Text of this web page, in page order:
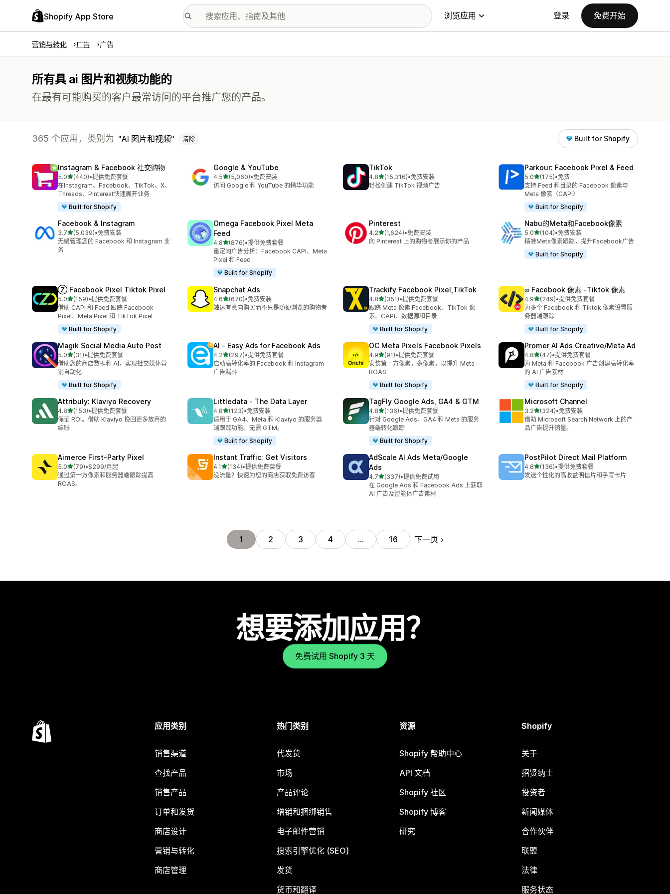
Shopify App Store 浏览应用 登录 免费开始
营销与转化 广告 广告
所有具 ai 图片和视频功能的
在最有可能购买的客户最常访问的平台推广您的产品。
365 个应用，类别为 AI 图片和视频 清除 Built for Shopify
Instagram & Facebook 社交购物
5.0星（满分 5 星）
(440)
总共 440 条评论
•提供免费套餐
在Instagram、Facebook、TikTok、X、
Threads、Pinterest快速展开业务
Built for Shopify
Google & YouTube
4.5星（满分 5 星）
(5,060)
总共 5060 条评论
•免费安装
访问 Google 和 YouTube 的精华功能
TikTok
4.8星（满分 5 星）
(15,316)
总共 15316 条评论
•免费安装
轻松创建 TikTok 视频广告
Parkour: Facebook Pixel & Feed
5.0星（满分 5 星）
(175)
总共 175 条评论
•免费
支持 Feed 和目录的 Facebook 像素与
Meta 像素（CAPI）
Built for Shopify
Facebook & Instagram
3.7星（满分 5 星）
(5,039)
总共 5039 条评论
•免费安装
无缝管理您的 Facebook 和 Instagram 业
务
Omega Facebook Pixel Meta
Feed
4.8星（满分 5 星）
(876)
总共 876 条评论
•提供免费套餐
重定向广告分析：Facebook CAPI、Meta
Pixel 和 Feed
Built for Shopify
Pinterest
4.2星（满分 5 星）
(1,624)
总共 1624 条评论
•免费安装
向 Pinterest 上的购物者展示你的产品
Nabu的Meta和Facebook像素
5.0星（满分 5 星）
(104)
总共 104 条评论
•免费安装
精准Meta像素跟踪，提升Facebook广告
Built for Shopify
Ⓩ Facebook Pixel Tiktok Pixel
5.0星（满分 5 星）
(159)
总共 159 条评论
•提供免费套餐
借助 CAPI 和 Feed 跟踪 Facebook
Pixel、Meta Pixel 和 TikTok Pixel
Built for Shopify
Snapchat Ads
4.6星（满分 5 星）
(670)
总共 670 条评论
•免费安装
触达有意向购买而不只是随便浏览的购物者
Trackify Facebook Pixel,TikTok
4.8星（满分 5 星）
(351)
总共 351 条评论
•提供免费套餐
跟踪 Meta 像素 Facebook、TikTok 像
素、CAPI、数据源和目录
Built for Shopify
∞ Facebook 像素 ‑Tiktok 像素
4.9星（满分 5 星）
(249)
总共 249 条评论
•提供免费套餐
为多个 Facebook 和 Tiktok 像素设置服
务器端跟踪
Built for Shopify
Magik Social Media Auto Post
5.0星（满分 5 星）
(31)
总共 31 条评论
•提供免费套餐
借助您的商店数据和 AI，实现社交媒体营
销自动化
Built for Shopify
AI ‑ Easy Ads for Facebook Ads
4.2星（满分 5 星）
(297)
总共 297 条评论
•提供免费套餐
启动高转化率的 Facebook 和 Instagram
广告漏斗
OC Meta Pixels Facebook Pixels
4.9星（满分 5 星）
(91)
总共 91 条评论
•提供免费套餐
安装第一方像素，多像素，以提升 Meta
ROAS
Built for Shopify
Promer AI Ads Creative/Meta Ad
4.8星（满分 5 星）
(47)
总共 47 条评论
•提供免费套餐
为 Meta 和 Facebook 广告创建高转化率
的 AI 广告素材
Built for Shopify
Attribuly: Klaviyo Recovery
4.8星（满分 5 星）
(153)
总共 153 条评论
•提供免费套餐
保证 ROI。借助 Klaviyo 挽回更多放弃的
结账
Littledata ‑ The Data Layer
4.8星（满分 5 星）
(123)
总共 123 条评论
•免费安装
适用于 GA4、Meta 和 Klaviyo 的服务器
端跟踪功能。无需 GTM。
Built for Shopify
TagFly Google Ads, GA4 & GTM
4.8星（满分 5 星）
(136)
总共 136 条评论
•提供免费套餐
针对 Google Ads、GA4 和 Meta 的服务
器端转化跟踪
Built for Shopify
Microsoft Channel
3.2星（满分 5 星）
(324)
总共 324 条评论
•免费安装
借助 Microsoft Search Network 上的产
品广告提升销量。
Aimerce First‑Party Pixel
5.0星（满分 5 星）
(79)
总共 79 条评论
•$299/月起
通过第一方像素和服务器端跟踪提高
ROAS。
Instant Traffic: Get Visitors
4.1星（满分 5 星）
(134)
总共 134 条评论
•提供免费套餐
没流量？快速为您的商店获取免费访客
AdScale AI Ads Meta/Google
Ads
4.7星（满分 5 星）
(337)
总共 337 条评论
•提供免费试用
在 Google Ads 和 Facebook Ads 上获取
AI 广告及智能体广告素材
PostPilot Direct Mail Platform
4.8星（满分 5 星）
(136)
总共 136 条评论
•提供免费套餐
发送个性化的高收益明信片和手写卡片
1 2 3 4 … 16 下一页
想要添加应用？
免费试用 Shopify 3 天
应用类别
销售渠道
查找产品
销售产品
订单和发货
商店设计
营销与转化
商店管理
热门类别
代发货
市场
产品评论
增销和捆绑销售
电子邮件营销
搜索引擎优化 (SEO)
发货
货币和翻译
资源
Shopify 帮助中心
API 文档
Shopify 社区
Shopify 博客
研究
Shopify
关于
招贤纳士
投资者
新闻媒体
合作伙伴
联盟
法律
服务状态